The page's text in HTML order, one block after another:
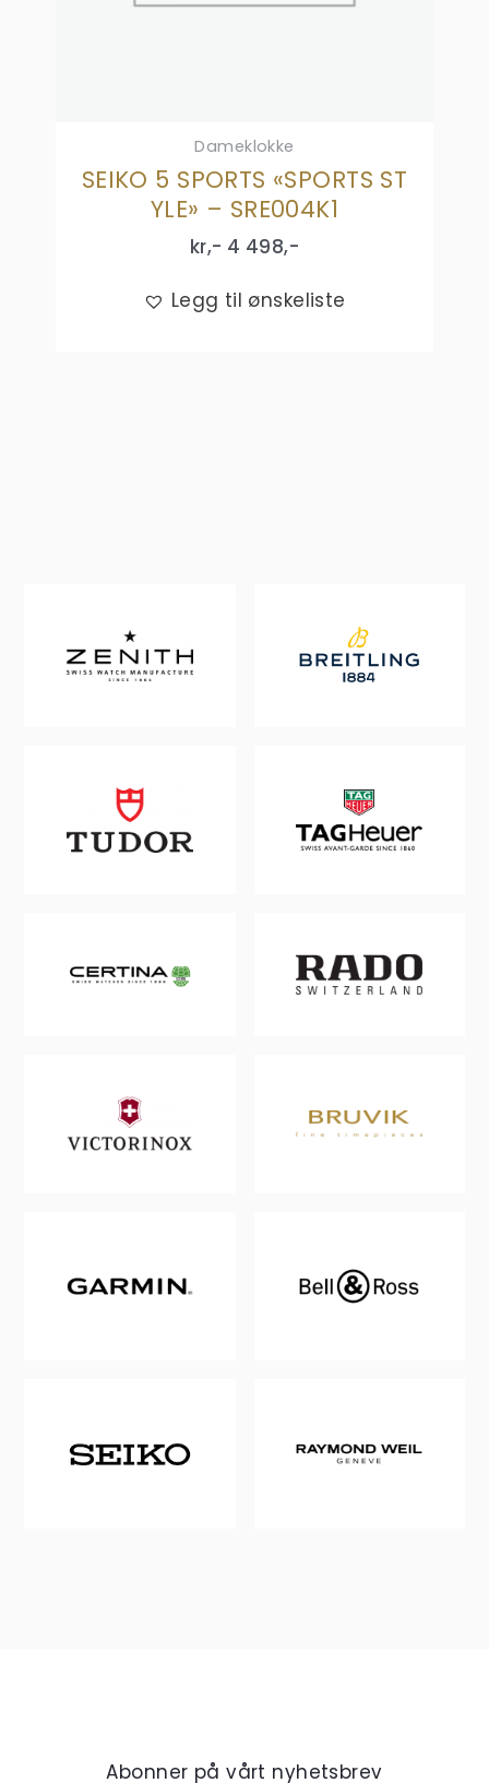
Dameklokke
SEIKO 5 SPORTS «SPORTS ST
YLE» – SRE004K1
kr,- 4 498,-
Legg til ønskeliste
Abonner på vårt nyhetsbrev